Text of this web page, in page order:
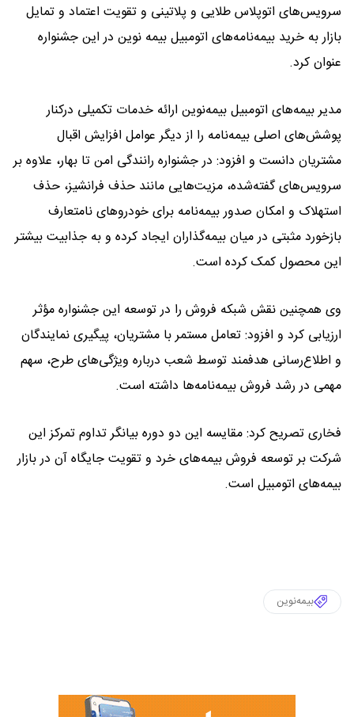
سرویس‌های اتوپلاس طلایی و پلاتینی و تقویت اعتماد و تمایل
بازار به خرید بیمه‌نامه‌های اتومبیل بیمه نوین در این جشنواره
عنوان کرد.
مدیر بیمه‌های اتومبیل بیمه‌نوین ارائه خدمات تکمیلی درکنار
پوشش‌های اصلی بیمه‌نامه را از دیگر عوامل افزایش اقبال
مشتریان دانست و افزود: در جشنواره رانندگی امن تا بهار، علاوه بر
سرویس‌های گفته‌شده، مزیت‌هایی مانند حذف فرانشیز، حذف
استهلاک و امکان صدور بیمه‌نامه برای خودروهای نامتعارف
بازخورد مثبتی در میان بیمه‌گذاران ایجاد کرده و به جذابیت بیشتر
این محصول کمک کرده است.
وی همچنین نقش شبکه فروش را در توسعه این جشنواره مؤثر
ارزیابی کرد و افزود: تعامل مستمر با مشتریان، پیگیری نمایندگان
و اطلاع‌رسانی هدفمند توسط شعب درباره ویژگی‌های طرح، سهم
مهمی در رشد فروش بیمه‌نامه‌ها داشته است.
فخاری تصریح کرد: مقایسه این دو دوره بیانگر تداوم تمرکز این
شرکت بر توسعه فروش بیمه‌های خرد و تقویت جایگاه آن در بازار
بیمه‌های اتومبیل است.
بیمه‌نوین